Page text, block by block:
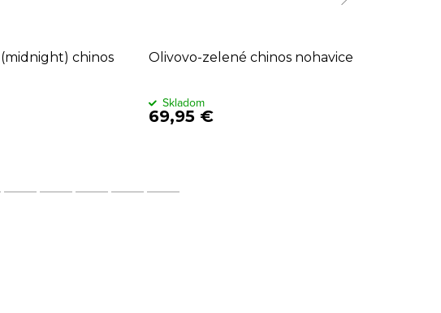
chinos
Olivovo-zelené chinos nohavice
69,95 €
Skladom